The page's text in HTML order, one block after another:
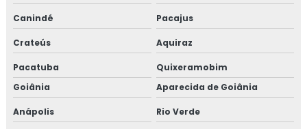
Canindé Pacajus
Crateús Aquiraz
Pacatuba
Quixeramobim
Goiânia
Aparecida de Goiânia
Anápolis Rio Verde